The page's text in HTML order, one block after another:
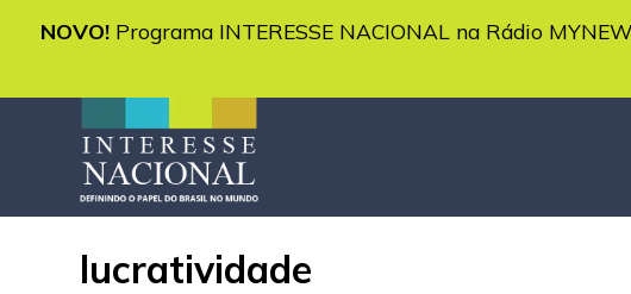
NOVO! Programa INTERESSE NACIONAL na Rádio
lucratividade